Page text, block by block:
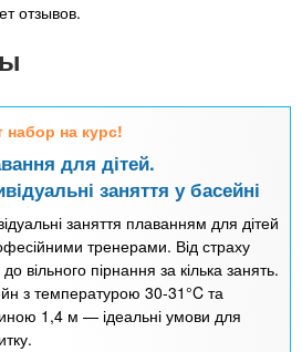
отзывов.
набор на курс!
для дітей.
заняття у басейні
заняття плаванням для дітей
тренерами. Від страху
вільного пірнання за кілька занять.
з температурою 30-31°C та
1,4 м — ідеальні умови для